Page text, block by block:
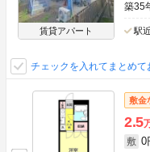
賃貸アパート
築35
駅近
チェックを入れてまとめて
敷金
2.5
敷 0